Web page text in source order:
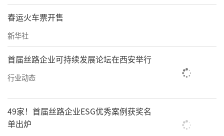
春运火车票开售
新华社
首届丝路企业可持续发展论坛在西安举行
行业动态
49家！首届丝路企业ESG优秀案例获奖名
单出炉